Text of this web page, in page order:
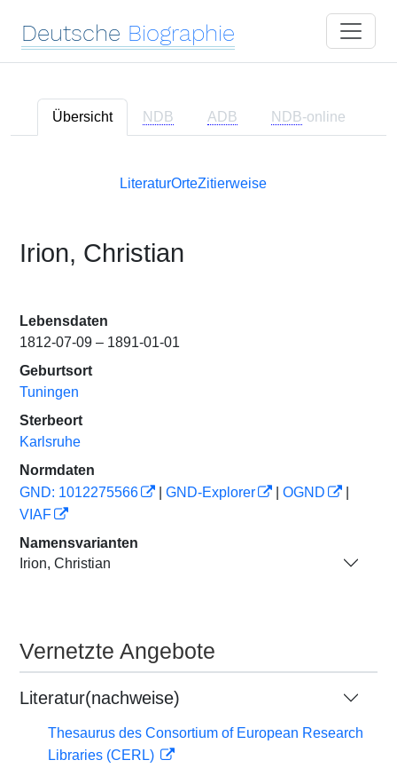
Deutsche Biographie
Übersicht NDB ADB NDB-online
LiteraturOrteZitierweise
Irion, Christian
Lebensdaten
1812-07-09 – 1891-01-01
Geburtsort
Tuningen
Sterbeort
Karlsruhe
Normdaten
GND: 1012275566
GND-Explorer OGND
VIAF
Namensvarianten
Irion, Christian
Vernetzte Angebote
Literatur(nachweise)
Thesaurus des Consortium of European Research
Libraries (CERL)